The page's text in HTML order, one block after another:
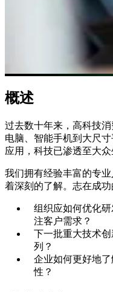
概述
过去数十年来，高科技
电脑、智能手机到大尺
应用，科技已渗透至大众
我们拥有经验丰富的专
着深刻的了解。志在成
组织应如何优化
注客户需求？
下一批重大技术
列？
企业如何更好地
性？